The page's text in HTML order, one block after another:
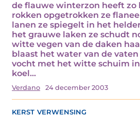
de flauwe winterzon heeft zo
rokken opgetrokken ze
lanen ze spiegelt in het
het grauwe laken ze schudt
witte vegen van de daken
blaast het water van de
vocht met het witte schuim
koel…
Verdano 24 december 2003
kerst verwensing